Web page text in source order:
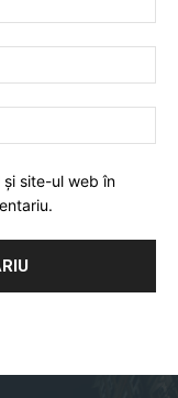
și site-ul web în